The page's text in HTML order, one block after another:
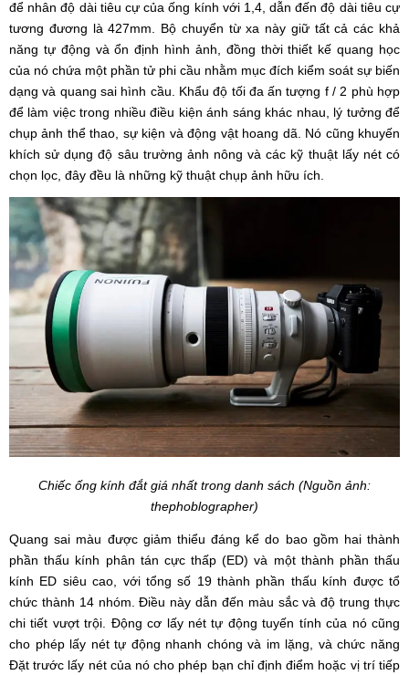
để nhân độ dài tiêu cự của ống kính với 1,4, dẫn đến độ dài tiêu cự
tương đương là 427mm. Bộ chuyển từ xa này giữ tất cả các khả
năng tự động và ổn định hình ảnh, đồng thời thiết kế quang học
của nó chứa một phần tử phi cầu nhằm mục đích kiểm soát sự biến
dạng và quang sai hình cầu. Khẩu độ tối đa ấn tượng f / 2 phù hợp
để làm việc trong nhiều điều kiện ánh sáng khác nhau, lý tưởng để
chụp ảnh thể thao, sự kiện và động vật hoang dã. Nó cũng khuyến
khích sử dụng độ sâu trường ảnh nông và các kỹ thuật lấy nét có
chọn lọc, đây đều là những kỹ thuật chụp ảnh hữu ích.
Chiếc ống kính đắt giá nhất trong danh sách (Nguồn ảnh:
thephoblographer)
Quang sai màu được giảm thiểu đáng kể do bao gồm hai thành
phần thấu kính phân tán cực thấp (ED) và một thành phần thấu
kính ED siêu cao, với tổng số 19 thành phần thấu kính được tổ
chức thành 14 nhóm. Điều này dẫn đến màu sắc và độ trung thực
chi tiết vượt trội. Động cơ lấy nét tự động tuyến tính của nó cũng
cho phép lấy nét tự động nhanh chóng và im lặng, và chức năng
Đặt trước lấy nét của nó cho phép bạn chỉ định điểm hoặc vị trí tiếp